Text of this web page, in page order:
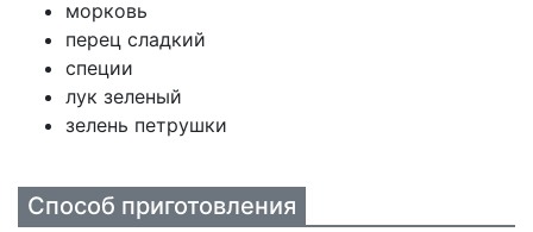
морковь
перец сладкий
специи
лук зеленый
зелень петрушки
Способ приготовления